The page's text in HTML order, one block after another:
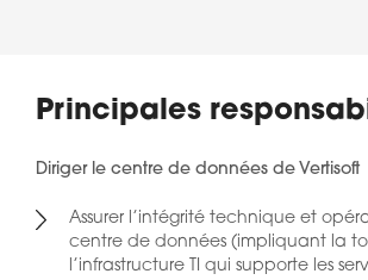
Principales
Diriger le centre de données de Vertisoft
Assurer l’intégrité technique et
centre de données (impliquant la
l’infrastructure TI qui supporte les